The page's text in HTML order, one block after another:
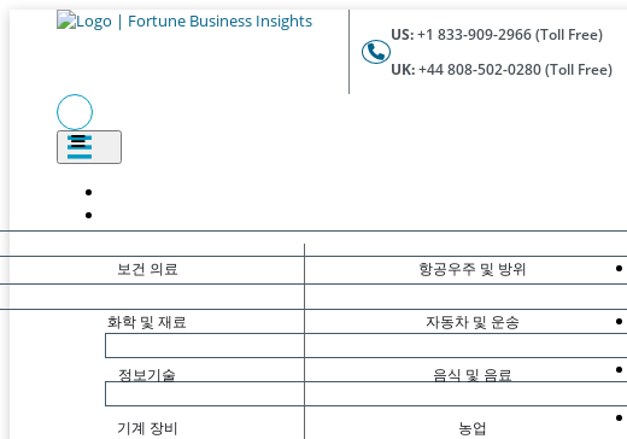
US:+1 833-909-2966 (Toll Free)
UK:+44 808-502-0280 (Toll Free)
보건 의료
화학 및 재료
정보기술
기계 장비
항공우주 및 방위
자동차 및 운송
음식 및 음료
농업